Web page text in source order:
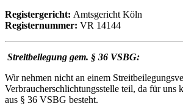
Registergericht: Amtsgericht Köln
Registernummer: VR 14144
Streitbeilegung gem. § 36 VSBG:
Wir nehmen nicht an einem
Verbraucherschlichtungsstelle teil, da für uns
aus § 36 VSBG besteht.